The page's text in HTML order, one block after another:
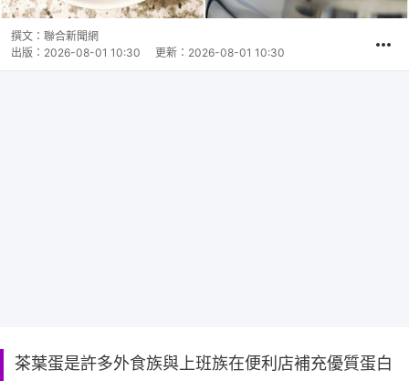
撰文： 聯合新聞網
出版： 2026-08-01 10:30 更新： 2026-08-01 10:30
茶葉蛋是許多外食族與上班族在便利店補充優質蛋白